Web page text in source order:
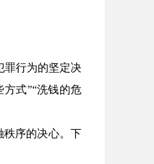
罪行为的坚定决
式”“洗钱的危
序的决心。下